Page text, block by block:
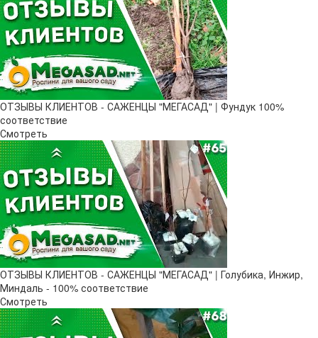
ОТЗЫВЫ КЛИЕНТОВ - САЖЕНЦЫ "МЕГАСАД" | Фундук 100%
соответствие
Смотреть
ОТЗЫВЫ КЛИЕНТОВ - САЖЕНЦЫ "МЕГАСАД" | Голубика, Инжир,
Миндаль - 100% соответствие
Смотреть